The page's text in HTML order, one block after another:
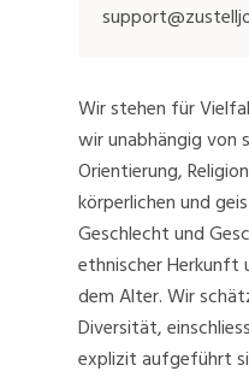
Wir stehen für
wir unabhängig von
Orientierung,
körperlichen und
Geschlecht und
ethnischer Herkunft
dem Alter. Wir
Diversität,
explizit aufgeführt